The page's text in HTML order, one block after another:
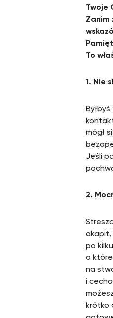
Twoje
Zanim
To
1. Nie
mógł
Jeśli
2.
akapit,
po
o które
na
i
krótko